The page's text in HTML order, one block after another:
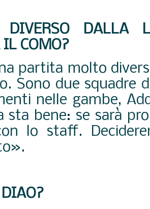
DIVERSO DALLA
IL COMO?
partita molto
Sono due squadre
nelle gambe,
sta bene: se sarà
lo staff.